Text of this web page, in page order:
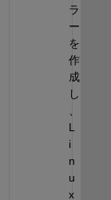
ラ
ー
を
作
成
し
L
i
n
u
x